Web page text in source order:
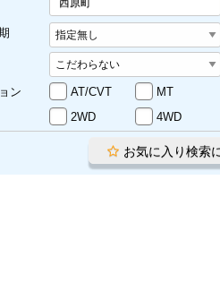
ン AT/CVT
MT
2WD 4WD
お気に入り検索